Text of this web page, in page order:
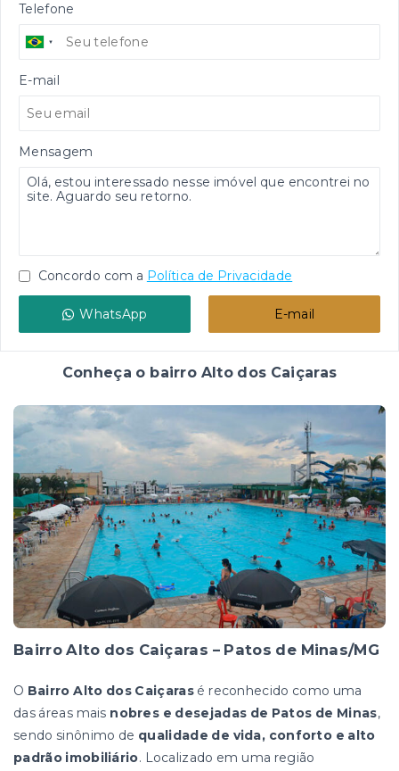
Telefone
E-mail
Mensagem
Concordo com a Política de Privacidade
WhatsApp E-mail
Conheça o bairro Alto dos Caiçaras
Bairro Alto dos Caiçaras – Patos de Minas/MG
O Bairro Alto dos Caiçarasé reconhecido como uma
das áreas mais nobres e desejadas de Patos de Minas,
sendo sinônimo de qualidade de vida, conforto e alto
padrão imobiliário. Localizado em uma região